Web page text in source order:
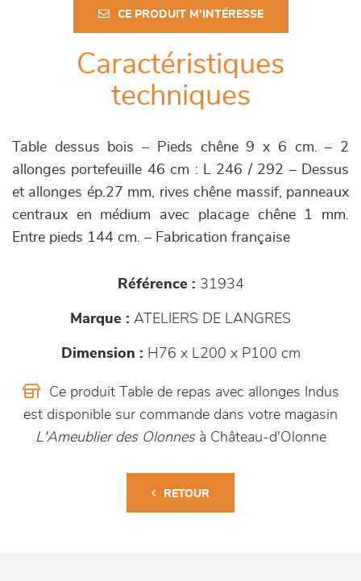
CE PRODUIT M'INTÉRESSE
Caractéristiques
techniques
Table dessus bois – Pieds chêne 9 x 6 cm. – 2
allonges portefeuille 46 cm : L 246 / 292 – Dessus
et allonges ép.27 mm, rives chêne massif, panneaux
centraux en médium avec placage chêne 1 mm.
Entre pieds 144 cm. – Fabrication française
Référence : 31934
Marque : ATELIERS DE LANGRES
Dimension : H76 x L200 x P100 cm
Ce produit Table de repas avec allonges Indus
est disponible sur commande dans votre magasin
L'Ameublier des Olonnesà Château-d'Olonne
RETOUR